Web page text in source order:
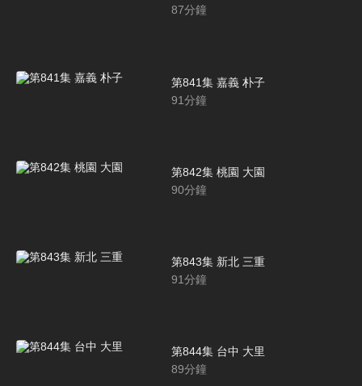
87分鐘
第841集 嘉義 朴子
91分鐘
第842集 桃園 大園
90分鐘
第843集 新北 三重
91分鐘
第844集 台中 大里
89分鐘